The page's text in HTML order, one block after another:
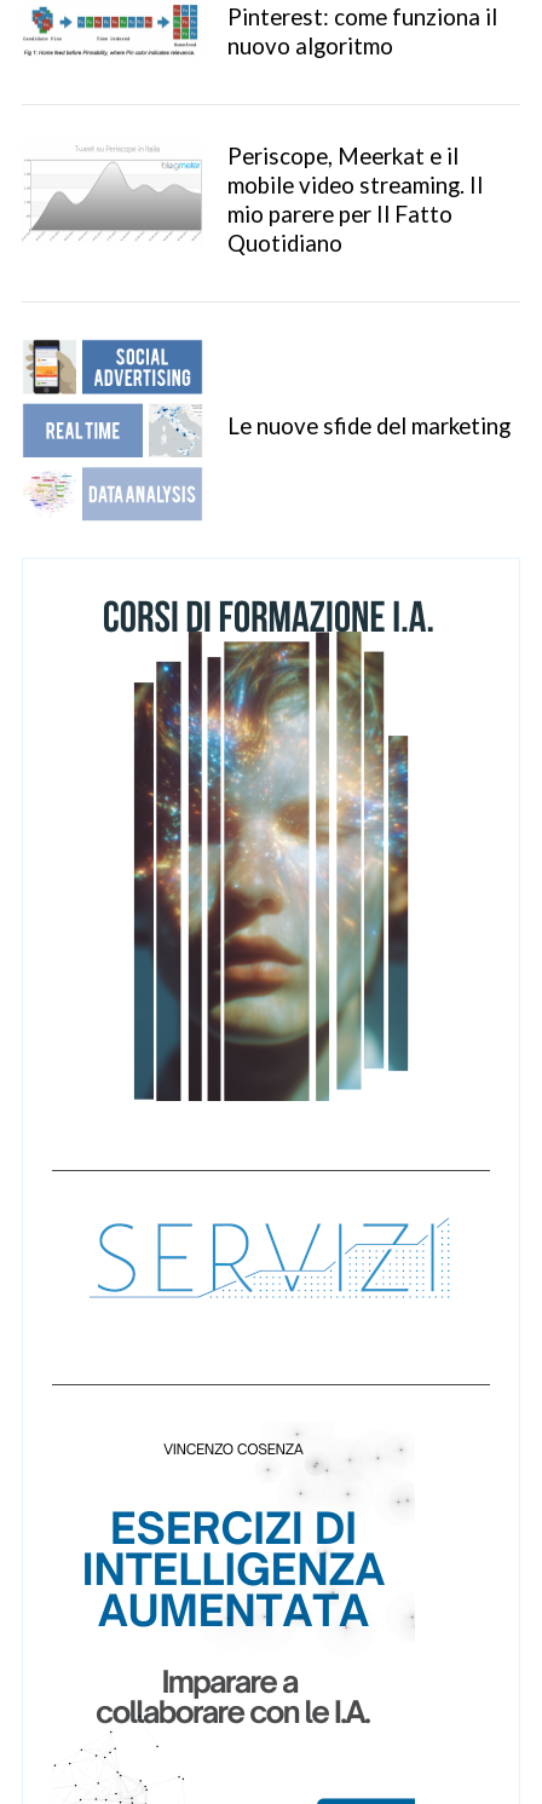
Pinterest: come funziona il
nuovo algoritmo
Periscope, Meerkat e il
mobile video streaming. Il
mio parere per Il Fatto
Quotidiano
Le nuove sfide del marketing
S
r
h